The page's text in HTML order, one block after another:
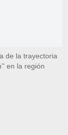
de la trayectoria
en la región